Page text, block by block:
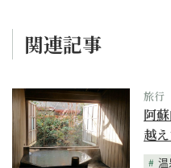
関連記事
旅行
阿
越
温